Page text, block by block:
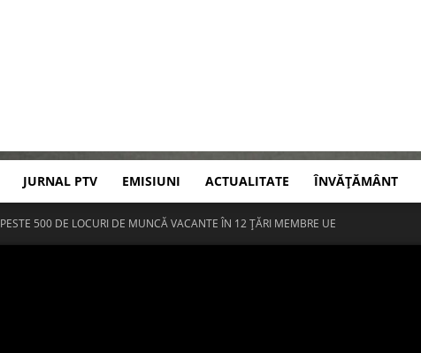
JURNAL PTV EMISIUNI ACTUALITATE ÎNVĂȚĂMÂNT
PESTE 500 DE LOCURI DE MUNCĂ VACANTE ÎN 12 ȚĂRI MEMBRE UE